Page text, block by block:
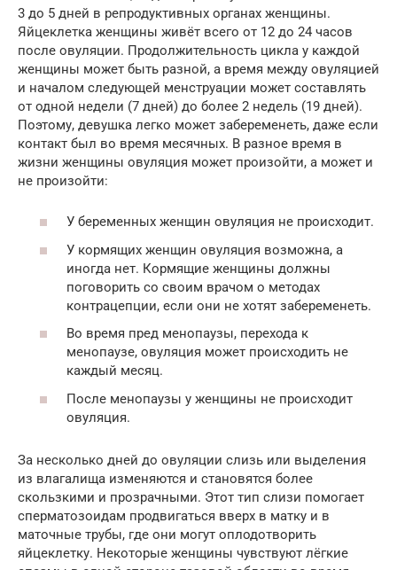
3 до 5 дней в репродуктивных органах женщины.
Яйцеклетка женщины живёт всего от 12 до 24 часов
после овуляции. Продолжительность цикла у каждой
женщины может быть разной, а время между овуляцией
и началом следующей менструации может составлять
от одной недели (7 дней) до более 2 недель (19 дней).
Поэтому, девушка легко может забеременеть, даже если
контакт был во время месячных. В разное время в
жизни женщины овуляция может произойти, а может и
не произойти:
У беременных женщин овуляция не происходит.
У кормящих женщин овуляция возможна, а
иногда нет. Кормящие женщины должны
поговорить со своим врачом о методах
контрацепции, если они не хотят забеременеть.
Во время пред менопаузы, перехода к
менопаузе, овуляция может происходить не
каждый месяц.
После менопаузы у женщины не происходит
овуляция.
За несколько дней до овуляции слизь или выделения
из влагалища изменяются и становятся более
скользкими и прозрачными. Этот тип слизи помогает
сперматозоидам продвигаться вверх в матку и в
маточные трубы, где они могут оплодотворить
яйцеклетку. Некоторые женщины чувствуют лёгкие